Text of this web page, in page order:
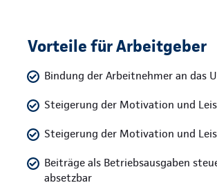
Vorteile für Arbeitgeber
Bindung der Arbeitnehmer an das
Steigerung der Motivation und
Steigerung der Motivation und
Beiträge als Betriebsausgaben
absetzbar